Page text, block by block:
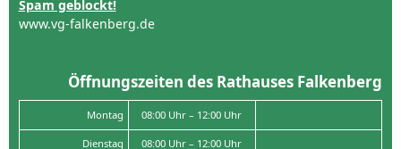
Spam geblockt!
www.vg-falkenberg.de
Öffnungszeiten des Rathauses Falkenberg
Montag 08:00 Uhr – 12:00 Uhr
Dienstag 08:00 Uhr – 12:00 Uhr